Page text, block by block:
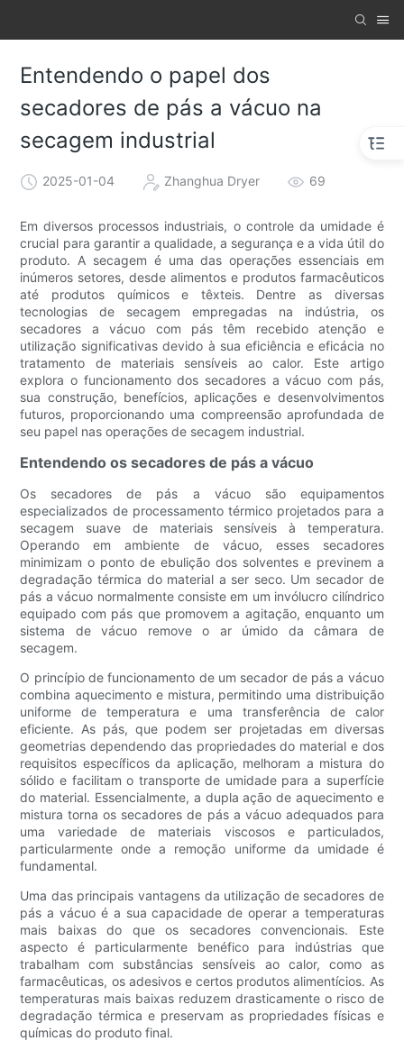
Entendendo o papel dos
secadores de pás a vácuo na
secagem industrial
2025-01-04 Zhanghua Dryer 69
Em diversos processos industriais, o controle da umidade é
crucial para garantir a qualidade, a segurança e a vida útil do
produto. A secagem é uma das operações essenciais em
inúmeros setores, desde alimentos e produtos farmacêuticos
até produtos químicos e têxteis. Dentre as diversas
tecnologias de secagem empregadas na indústria, os
secadores a vácuo com pás têm recebido atenção e
utilização significativas devido à sua eficiência e eficácia no
tratamento de materiais sensíveis ao calor. Este artigo
explora o funcionamento dos secadores a vácuo com pás,
sua construção, benefícios, aplicações e desenvolvimentos
futuros, proporcionando uma compreensão aprofundada de
seu papel nas operações de secagem industrial.
Entendendo os secadores de pás a vácuo
Os secadores de pás a vácuo são equipamentos
especializados de processamento térmico projetados para a
secagem suave de materiais sensíveis à temperatura.
Operando em ambiente de vácuo, esses secadores
minimizam o ponto de ebulição dos solventes e previnem a
degradação térmica do material a ser seco. Um secador de
pás a vácuo normalmente consiste em um invólucro cilíndrico
equipado com pás que promovem a agitação, enquanto um
sistema de vácuo remove o ar úmido da câmara de
secagem.
O princípio de funcionamento de um secador de pás a vácuo
combina aquecimento e mistura, permitindo uma distribuição
uniforme de temperatura e uma transferência de calor
eficiente. As pás, que podem ser projetadas em diversas
geometrias dependendo das propriedades do material e dos
requisitos específicos da aplicação, melhoram a mistura do
sólido e facilitam o transporte de umidade para a superfície
do material. Essencialmente, a dupla ação de aquecimento e
mistura torna os secadores de pás a vácuo adequados para
uma variedade de materiais viscosos e particulados,
particularmente onde a remoção uniforme da umidade é
fundamental.
Uma das principais vantagens da utilização de secadores de
pás a vácuo é a sua capacidade de operar a temperaturas
mais baixas do que os secadores convencionais. Este
aspecto é particularmente benéfico para indústrias que
trabalham com substâncias sensíveis ao calor, como as
farmacêuticas, os adesivos e certos produtos alimentícios. As
temperaturas mais baixas reduzem drasticamente o risco de
degradação térmica e preservam as propriedades físicas e
químicas do produto final.